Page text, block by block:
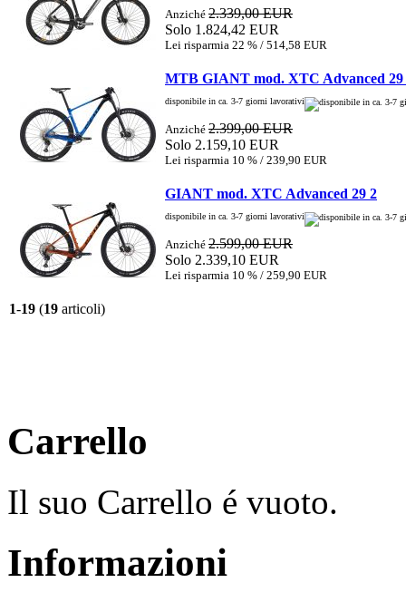
Anziché 2.339,00 EUR
Solo 1.824,42 EUR
Lei risparmia 22 % / 514,58 EUR
MTB GIANT mod. XTC Advanced 29
disponibile in ca. 3-7 giorni lavorativi
Anziché 2.399,00 EUR
Solo 2.159,10 EUR
Lei risparmia 10 % / 239,90 EUR
GIANT mod. XTC Advanced 29 2
disponibile in ca. 3-7 giorni lavorativi
Anziché 2.599,00 EUR
Solo 2.339,10 EUR
Lei risparmia 10 % / 259,90 EUR
1-19 (19 articoli)
Carrello
Il suo Carrello é vuoto.
Informazioni